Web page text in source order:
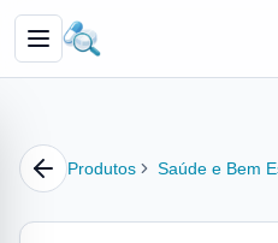
Produtos Saúde e Bem